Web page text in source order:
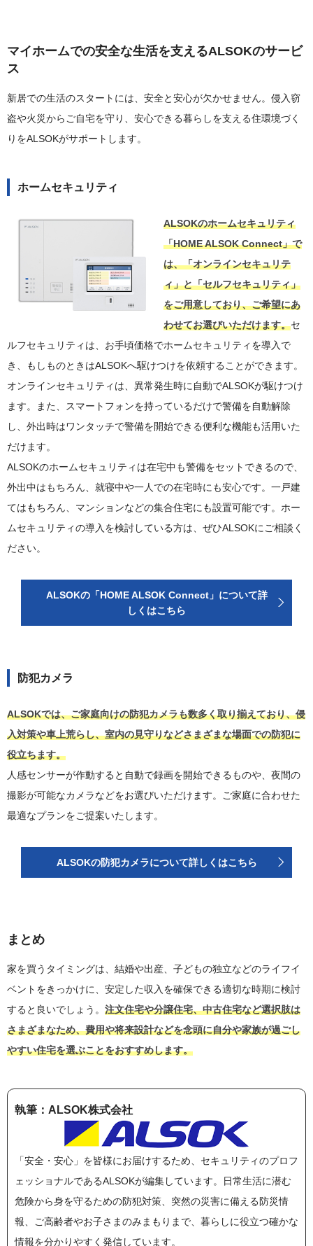
マイホームでの安全な生活を支えるALSOKのサービ
ス
新居での生活のスタートには、安全と安心が欠かせません。侵入窃
盗や火災からご自宅を守り、安心できる暮らしを支える住環境づく
りをALSOKがサポートします。
ホームセキュリティ
ALSOKのホームセキュリティ
「HOME ALSOK Connect」で
は、「オンラインセキュリテ
ィ」と「セルフセキュリティ」
をご用意しており、ご希望にあ
わせてお選びいただけます。セ
ルフセキュリティは、お手頃価格でホームセキュリティを導入で
き、もしものときはALSOKへ駆けつけを依頼することができます。
オンラインセキュリティは、異常発生時に自動でALSOKが駆けつけ
ます。また、スマートフォンを持っているだけで警備を自動解除
し、外出時はワンタッチで警備を開始できる便利な機能も活用いた
だけます。
ALSOKのホームセキュリティは在宅中も警備をセットできるので、
外出中はもちろん、就寝中や一人での在宅時にも安心です。一戸建
てはもちろん、マンションなどの集合住宅にも設置可能です。ホー
ムセキュリティの導入を検討している方は、ぜひALSOKにご相談く
ださい。
ALSOKの「HOME ALSOK Connect」について詳
しくはこちら
防犯カメラ
ALSOKでは、ご家庭向けの防犯カメラも数多く取り揃えており、侵
入対策や車上荒らし、室内の見守りなどさまざまな場面での防犯に
役立ちます。
人感センサーが作動すると自動で録画を開始できるものや、夜間の
撮影が可能なカメラなどをお選びいただけます。ご家庭に合わせた
最適なプランをご提案いたします。
ALSOKの防犯カメラについて詳しくはこちら
まとめ
家を買うタイミングは、結婚や出産、子どもの独立などのライフイ
ベントをきっかけに、安定した収入を確保できる適切な時期に検討
すると良いでしょう。 注文住宅や分譲住宅、中古住宅など選択肢は
さまざまなため、費用や将来設計などを念頭に自分や家族が過ごし
やすい住宅を選ぶことをおすすめします。
執筆：ALSOK株式会社
「安全・安心」を皆様にお届けするため、セキュリティのプロフ
ェッショナルであるALSOKが編集しています。日常生活に潜む
危険から身を守るための防犯対策、突然の災害に備える防災情
報、ご高齢者やお子さまのみまもりまで、暮らしに役立つ確かな
情報を分かりやすく発信しています。